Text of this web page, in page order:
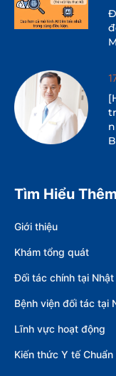
Tìm Hiểu Thêm
Giới thiệu
Khám tổng quát
Đối tác chính tại Nhật
Bệnh viện đối tác tại
Lĩnh vực hoạt động
Kiến thức Y tế Chuẩn